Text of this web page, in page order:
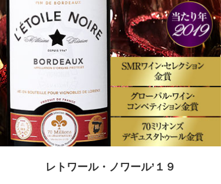
レトワール・ノワール’１９